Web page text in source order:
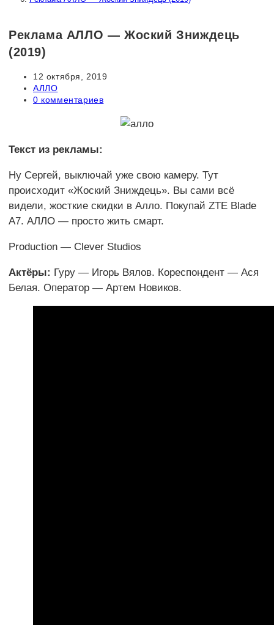
Реклама АЛЛО — Жоский Зниждець
(2019)
Запись
опубликована:
12 октября, 2019
Рубрика
записи:
АЛЛО
Комментарии
0 комментариев
Текст из рекламы:
Ну Сергей, выключай уже свою камеру. Тут
происходит «Жоский Зниждець». Вы сами всё
видели, жосткие скидки в Алло. Покупай ZTE Blade
A7. АЛЛО — просто жить смарт.
Production — Clever Studios
Актёры: Гуру — Игорь Вялов. Кореспондент — Ася
Белая. Оператор — Артем Новиков.